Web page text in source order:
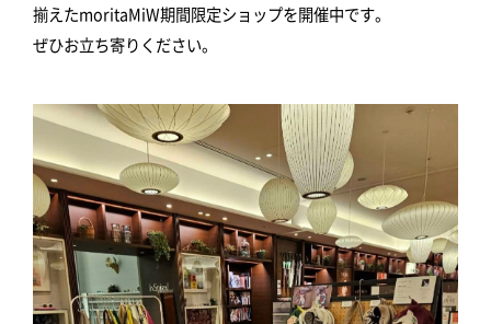
揃えたmoritaMiW期間限定ショップを開催中です。
ぜひお立ち寄りください。